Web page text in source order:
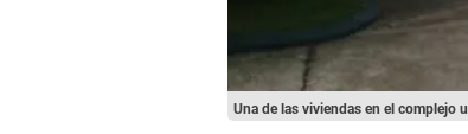
Una de las viviendas en el complejo